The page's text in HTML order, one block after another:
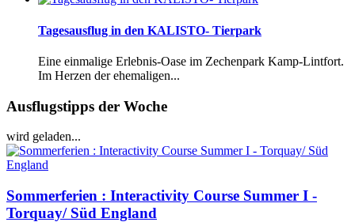
Tagesausflug in den KALISTO- Tierpark
Eine einmalige Erlebnis-Oase im Zechenpark Kamp-Lintfort.
Im Herzen der ehemaligen...
Ausflugstipps der Woche
wird geladen...
Sommerferien : Interactivity Course Summer I -
Torquay/ Süd England